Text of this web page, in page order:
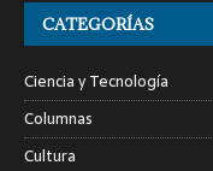
CATEGORÍAS
Ciencia y Tecnología
Columnas
Cultura